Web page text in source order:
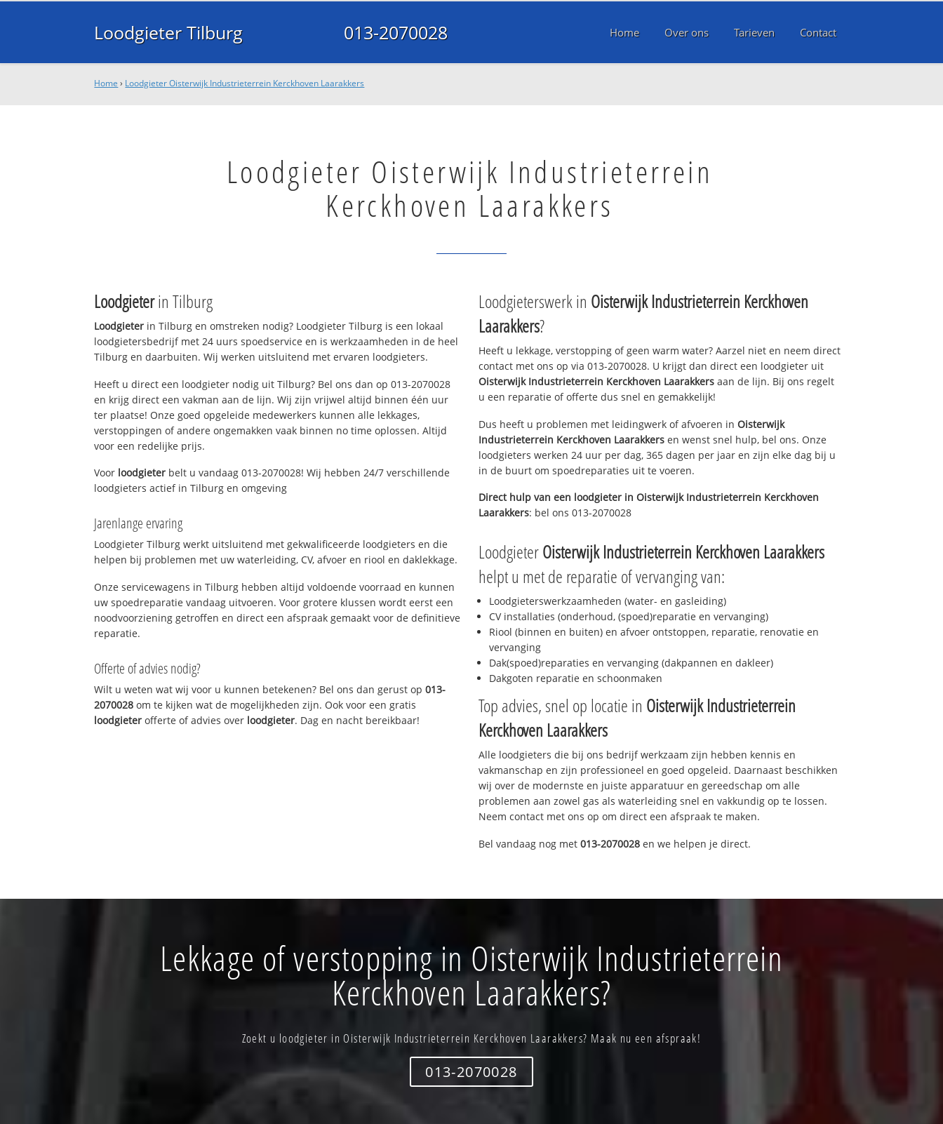
Loodgieter Tilburg 013-2070028 Home Over ons Tarieven Contact
Home › Loodgieter Oisterwijk Industrieterrein Kerckhoven Laarakkers
Loodgieter Oisterwijk Industrieterrein
Kerckhoven Laarakkers
Loodgieterin Tilburg
Loodgieter in Tilburg en omstreken nodig? Loodgieter Tilburg is een lokaal
loodgietersbedrijf met 24 uurs spoedservice en is werkzaamheden in de heel
Tilburg en daarbuiten. Wij werken uitsluitend met ervaren loodgieters.
Heeft u direct een loodgieter nodig uit Tilburg? Bel ons dan op 013-2070028
en krijg direct een vakman aan de lijn. Wij zijn vrijwel altijd binnen één uur
ter plaatse! Onze goed opgeleide medewerkers kunnen alle lekkages,
verstoppingen of andere ongemakken vaak binnen no time oplossen. Altijd
voor een redelijke prijs.
Voor loodgieter belt u vandaag 013-2070028! Wij hebben 24/7 verschillende
loodgieters actief in Tilburg en omgeving
Jarenlange ervaring
Loodgieter Tilburg werkt uitsluitend met gekwalificeerde loodgieters en die
helpen bij problemen met uw waterleiding, CV, afvoer en riool en daklekkage.
Onze servicewagens in Tilburg hebben altijd voldoende voorraad en kunnen
uw spoedreparatie vandaag uitvoeren. Voor grotere klussen wordt eerst een
noodvoorziening getroffen en direct een afspraak gemaakt voor de definitieve
reparatie.
Offerte of advies nodig?
Wilt u weten wat wij voor u kunnen betekenen? Bel ons dan gerust op013-
2070028 om te kijken wat de mogelijkheden zijn. Ook voor een gratis
loodgieter offerte of advies over loodgieter. Dag en nacht bereikbaar!
Loodgieterswerk in Oisterwijk Industrieterrein Kerckhoven
Laarakkers?
Heeft u lekkage, verstopping of geen warm water? Aarzel niet en neem direct
contact met ons op via 013-2070028. U krijgt dan direct een loodgieter uit
Oisterwijk Industrieterrein Kerckhoven Laarakkers aan de lijn. Bij ons regelt
u een reparatie of offerte dus snel en gemakkelijk!
Dus heeft u problemen met leidingwerk of afvoeren in Oisterwijk
Industrieterrein Kerckhoven Laarakkers en wenst snel hulp, bel ons. Onze
loodgieters werken 24 uur per dag, 365 dagen per jaar en zijn elke dag bij u
in de buurt om spoedreparaties uit te voeren.
Direct hulp van een loodgieter in Oisterwijk Industrieterrein Kerckhoven
Laarakkers: bel ons 013-2070028
LoodgieterOisterwijk Industrieterrein Kerckhoven Laarakkers
helpt u met de reparatie of vervanging van:
Loodgieterswerkzaamheden (water- en gasleiding)
CV installaties (onderhoud, (spoed)reparatie en vervanging)
Riool (binnen en buiten) en afvoer ontstoppen, reparatie, renovatie en
vervanging
Dak(spoed)reparaties en vervanging (dakpannen en dakleer)
Dakgoten reparatie en schoonmaken
Top advies, snel op locatie in Oisterwijk Industrieterrein
Kerckhoven Laarakkers
Alle loodgieters die bij ons bedrijf werkzaam zijn hebben kennis en
vakmanschap en zijn professioneel en goed opgeleid. Daarnaast beschikken
wij over de modernste en juiste apparatuur en gereedschap om alle
problemen aan zowel gas als waterleiding snel en vakkundig op te lossen.
Neem contact met ons op om direct een afspraak te maken.
Bel vandaag nog met 013-2070028 en we helpen je direct.
Lekkage of verstopping in Oisterwijk Industrieterrein
Kerckhoven Laarakkers?
Zoekt u loodgieter in Oisterwijk Industrieterrein Kerckhoven Laarakkers? Maak nu een afspraak!
013-2070028